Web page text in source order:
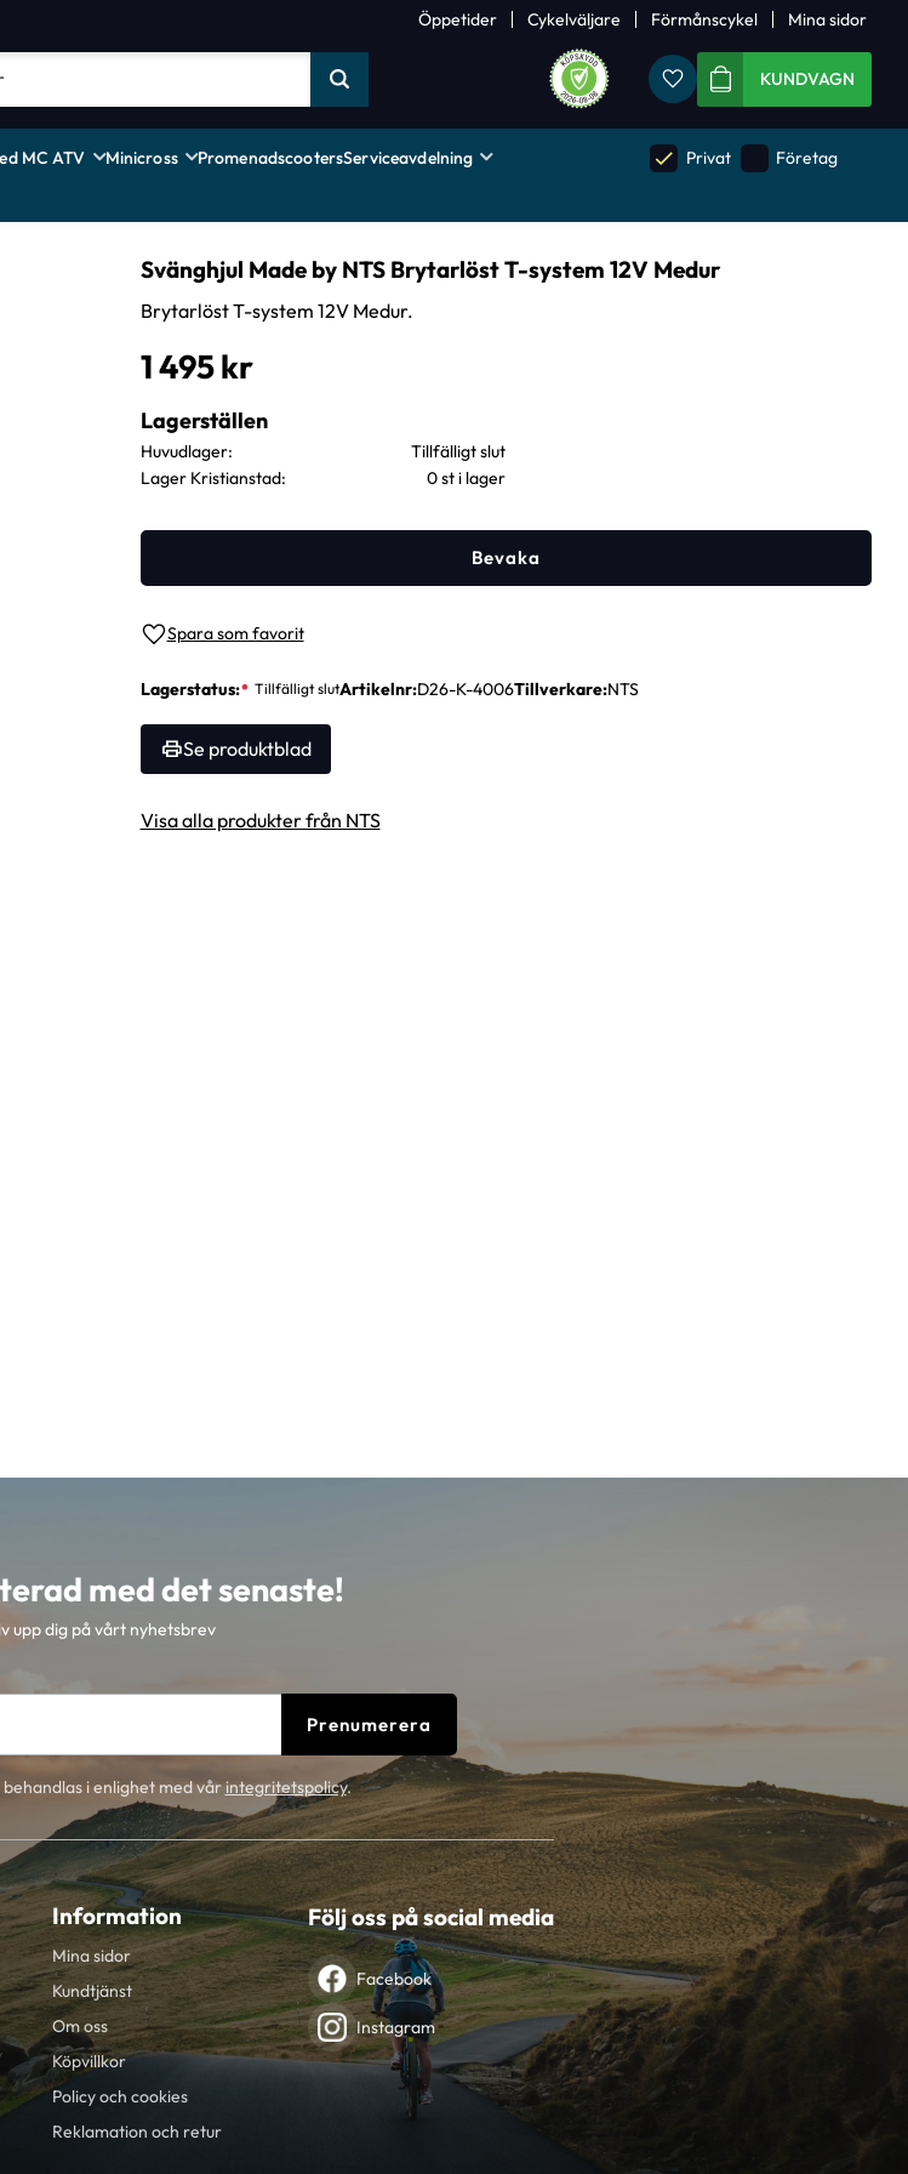
Öppetider Cykelväljare Förmånscykel Mina sidor
FavoriterKUNDVAGN
MC ATV Minicross PromenadscootersServiceavdelning done Privat Företag
Svänghjul Made by NTS Brytarlöst T-system 12V Medur
Brytarlöst T-system 12V Medur.
1 495kr
Lägg till i favoriter
Bevaka
Lagerstatus Artikelnr D26-K-4006Tillverkare NTS
Se produktblad
Lagerställen
Huvudlager
Lager Kristianstad
0 st i lager
Visa alla produkter från NTS
med det senaste!
upp dig på vårt nyhetsbrev
Prenumerera
i enlighet med vårintegritetspolicy.
Information
Mina sidor
Kundtjänst
Om oss
Köpvillkor
Policy och cookies
Reklamation och retur
Följ oss på social media
Facebook
Instagram